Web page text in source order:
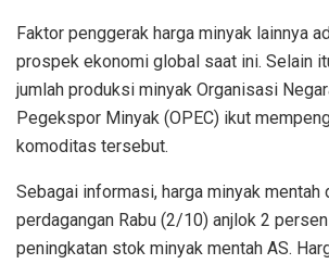
Faktor penggerak harga minyak lainnya
prospek ekonomi global saat ini. Selain
jumlah produksi minyak Organisasi
Pegekspor Minyak (OPEC) ikut
komoditas tersebut.
Sebagai informasi, harga minyak mentah
perdagangan Rabu (2/10) anjlok 2
peningkatan stok minyak mentah AS.